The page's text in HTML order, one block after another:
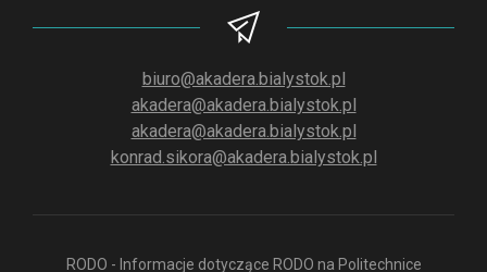
biuro@akadera.bialystok.pl
akadera@akadera.bialystok.pl
akadera@akadera.bialystok.pl
konrad.sikora@akadera.bialystok.pl
RODO - Informacje dotyczące RODO na Politechnice